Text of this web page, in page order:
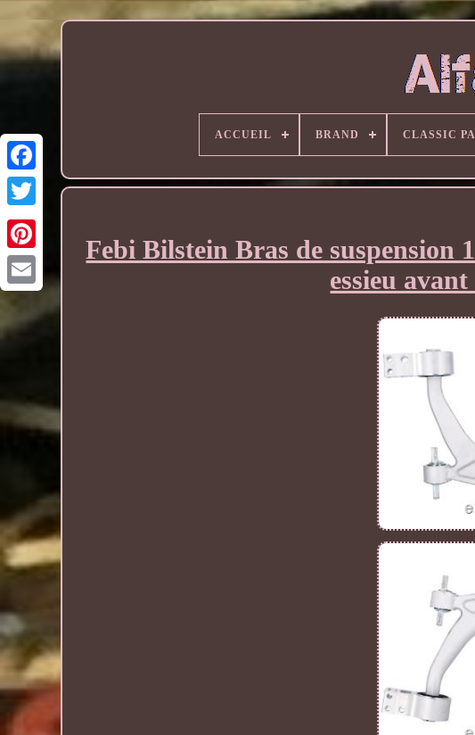
ACCUEIL BRAND CLASSIC
Febi Bilstein Bras de suspension
essieu